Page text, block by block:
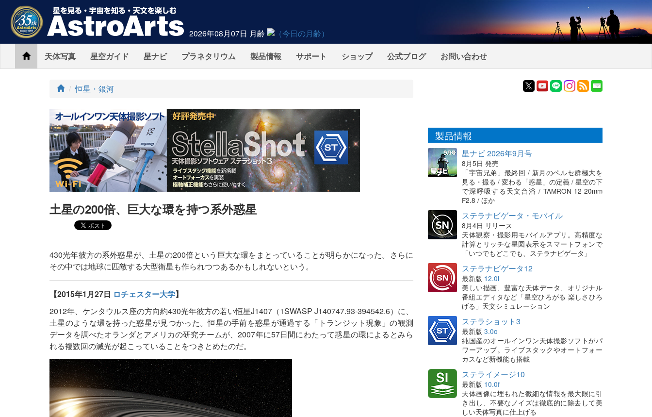
2026年08月07日 月齢
Home天体写真 星空ガイド 星ナビ プラネタリウム 製品情報 サポート ショップ 公式ブログ お問い合わせ
ト 恒星・銀河
土星の200倍、巨大な環を持つ系外惑星
430光年彼方の系外惑星が、土星の200倍という巨大な環をまとっていることが明らかになった。さらに
その中では地球に匹敵する大型衛星も作られつつあるかもしれないという。
【2015年1月27日 ロチェスター大学】
2012年、ケンタウルス座の方向約430光年彼方の若い恒星J1407（1SWASP J140747.93-394542.6）に、
土星のような環を持った惑星が見つかった。恒星の手前を惑星が通過する「トランジット現象」の観測
データを調べたオランダとアメリカの研究チームが、2007年に57日間にわたって惑星の環によるとみら
れる複数回の減光が起こっていることをつきとめたのだ。
製品情報
星ナビ 2026年9月号
8月5日 発売
「宇宙兄弟」最終回 / 新月のペルセ群極大を
見る・撮る / 変わる「惑星」の定義 / 星空の下
で深呼吸する天文台浴 / TAMRON 12-20mm
F2.8 / ほか
ステラナビゲータ・モバイル
8月4日 リリース
天体観察・撮影用モバイルアプリ。高精度な
計算とリッチな星図表示をスマートフォンで
「いつでもどこでも、ステラナビゲータ」
ステラナビゲータ12
最新版 12.0i
美しい描画、豊富な天体データ、オリジナル
番組エディタなど「星空ひろがる 楽しさひろ
げる」天文シミュレーション
ステラショット3
最新版 3.0o
純国産のオールインワン天体撮影ソフトがパ
ワーアップ。ライブスタックやオートフォー
カスなど新機能も搭載
ステライメージ10
最新版 10.0f
天体画像に埋もれた微細な情報を最大限に引
き出し、不要なノイズは徹底的に除去して美
しい天体写真に仕上げる